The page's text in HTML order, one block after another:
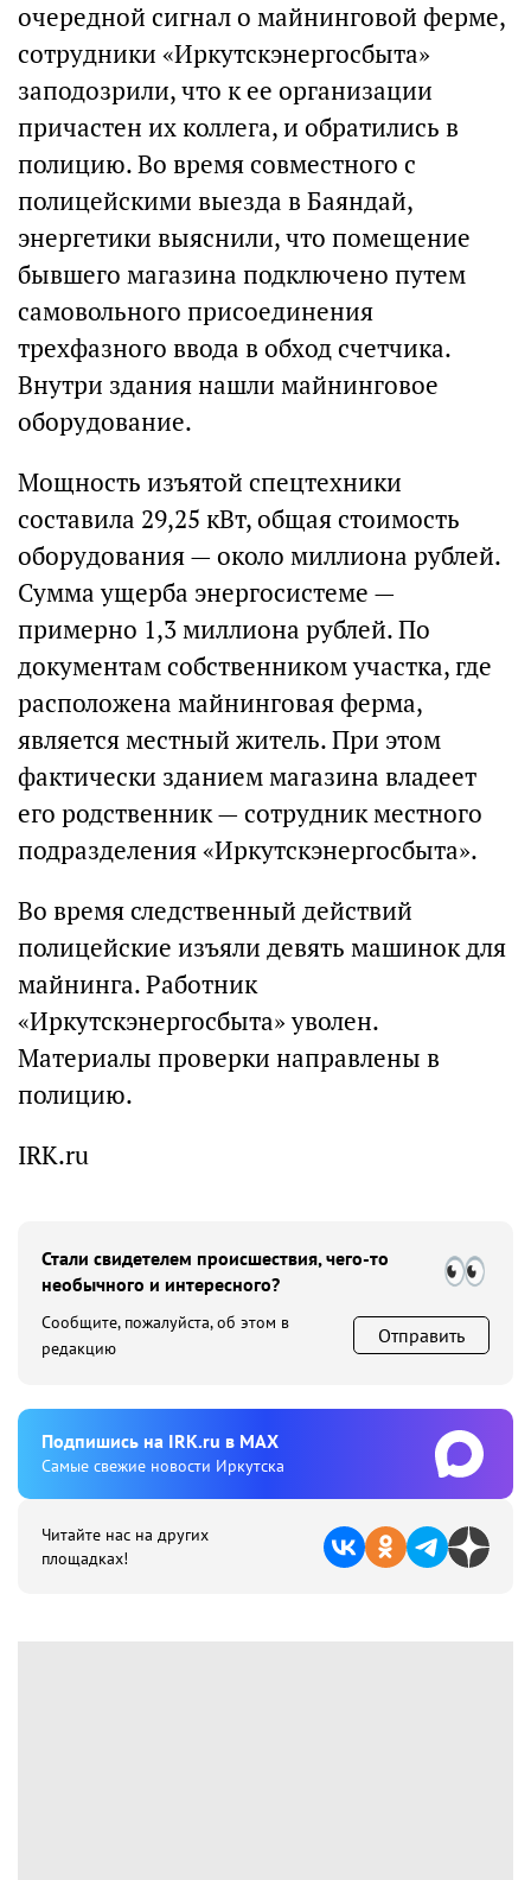
очередной сигнал о майнинговой ферме,
сотрудники «Иркутскэнергосбыта»
заподозрили, что к ее организации
причастен их коллега, и обратились в
полицию. Во время совместного с
полицейскими выезда в Баяндай,
энергетики выяснили, что помещение
бывшего магазина подключено путем
самовольного присоединения
трехфазного ввода в обход счетчика.
Внутри здания нашли майнинговое
оборудование.
Мощность изъятой спецтехники
составила 29,25 кВт, общая стоимость
оборудования — около миллиона рублей.
Сумма ущерба энергосистеме —
примерно 1,3 миллиона рублей. По
документам собственником участка, где
расположена майнинговая ферма,
является местный житель. При этом
фактически зданием магазина владеет
его родственник — сотрудник местного
подразделения «Иркутскэнергосбыта».
Во время следственный действий
полицейские изъяли девять машинок для
майнинга. Работник
«Иркутскэнергосбыта» уволен.
Материалы проверки направлены в
полицию.
IRK.ru
Стали свидетелем происшествия, чего-то
необычного и интересного?
Сообщите, пожалуйста, об этом в
редакцию
Отправить
Подпишиcь на IRK.ru в MAX
Cамые свежие новости Иркутска
Читайте нас на других
площадках!